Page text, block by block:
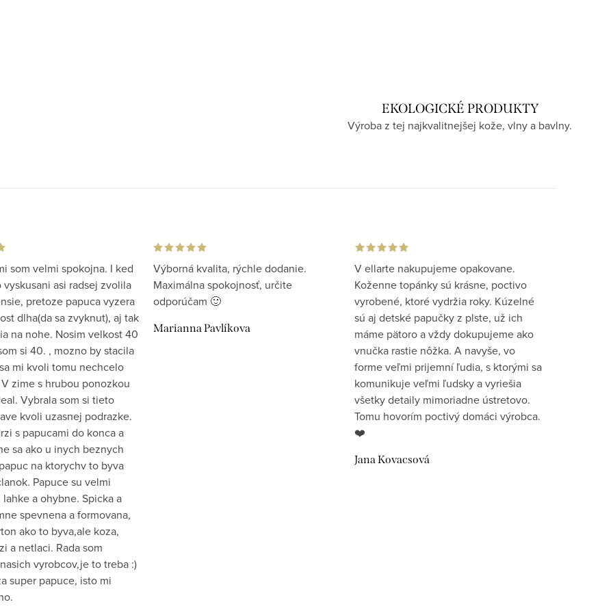
EKOLOGICKÉ PRODUKTY
Výroba z tej najkvalitnejšej kože, vlny a bavlny.
som velmi spokojna. I ked
vyskusani asi radsej zvolila
pretoze papuca vyzera
dlha(da sa zvyknut), aj tak
na nohe. Nosim velkost 40
si 40. , mozno by stacila
mi kvoli tomu nechcelo
zime s hrubou ponozkou
Vybrala som si tieto
kvoli uzasnej podrazke.
s papucami do konca a
sa ako u inych beznych
na ktorychv to byva
Papuce su velmi
a ohybne. Spicka a
spevnena a formovana,
ako to byva,ale koza,
a netlaci. Rada som
vyrobcov,je to treba :)
super papuce, isto mi
Výborná kvalita, rýchle dodanie.
Maximálna spokojnosť, určite
odporúčam 🙂
Marianna Pavlíkova
V ellarte nakupujeme opakovane.
Koženne topánky sú krásne, poctivo
vyrobené, ktoré vydržia roky. Kúzelné
sú aj detské papučky z plste, už ich
máme pätoro a vždy dokupujeme ako
vnučka rastie nôžka. A navyše, vo
forme veľmi prijemní ľudia, s ktorými sa
komunikuje veľmi ľudsky a vyriešia
všetky detaily mimoriadne ústretovo.
Tomu hovorím poctivý domáci výrobca.
❤️
Jana Kovacsová